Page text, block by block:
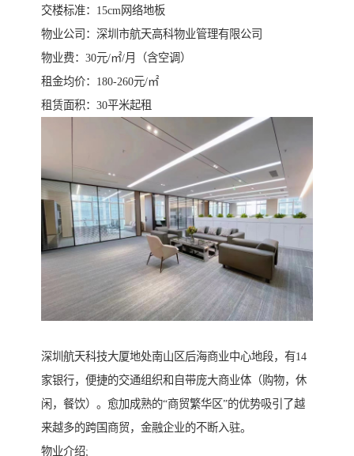
交楼标准：15cm网络地板
物业公司：深圳市航天高科物业管理有限公司
物业费：30元/㎡/月（含空调）
租金均价：180-260元/㎡
租赁面积：30平米起租
深圳航天科技大厦地处南山区后海商业中心地段，有14
家银行，便捷的交通组织和自带庞大商业体（购物，休
闲，餐饮）。愈加成熟的“商贸繁华区”的优势吸引了越
来越多的跨国商贸，金融企业的不断入驻。
物业介绍;